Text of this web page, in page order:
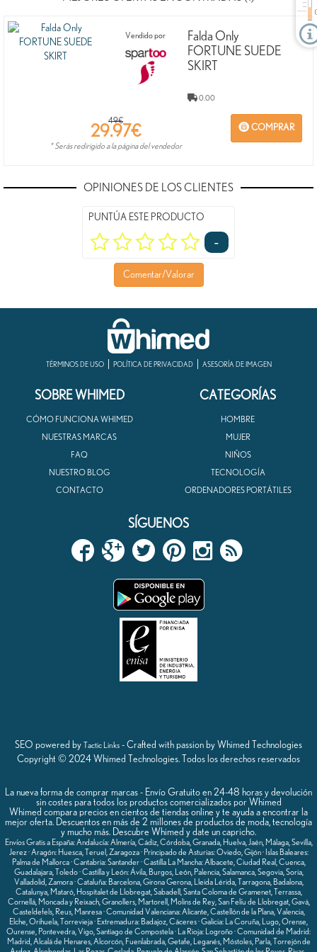
WHITE),
PARA
(NIGHT
CLOUD
Vendido por
Falda Only
FORTUNE SUEDE
SKIRT
0.00
COMPRAR
49€
29.97€
* Serás redirigido a la página del vendedor
OPINIONES DE LOS CLIENTES
PUNTÚA ESTE PRODUCTO
-
Comentar/Valorar
TÉRMINOS DE USO POLÍTICA DE PRIVACIDAD ASESORÍA DE IMAGEN
SOBRE WHIMED
CÓMO FUNCIONA WHIMED
NUESTRAS MARCAS
FAQ
NUESTRO BLOG
CONTACTO
CATEGORÍAS
HOMBRE
MUJER
NIÑOS
TECNOLOGÍA
ORDENADORES PORTÁTILES
SÍGUENOS
SEO powered by Tactic Links - Crafted with passion by Whimed Technologies
Copyright © 2024 Whimed Technologies. Todos los derechos reservados
La nueva forma de comprar marcas - Envío Gratuito en 24-48 horas y devolución
sin costes para todos los productos comercializados por Whimed
Whimed compara precios en cientos de tiendas online y te ayuda a encontrar la
mejor oferta. Descuentos en más de 2 millones de productos de moda, tecnología
y mucho más. Descubre Whimed y date un capricho.
Envíos Gratis a España: Andalucía: Almería, Cádiz, Córdoba, Granada, Huelva, Jaén, Málaga, Sevilla,
Jerez · Aragón: Huesca, Teruel, Zaragoza · Principado de Asturias: Oviedo, Gijón · Islas Baleares:
Palma de Mallorca · Cantabria: Santander · Castilla La Mancha: Albacete, Ciudad Real, Cuenca,
Guadalajara, Toledo · Castilla y León: Ávila, Burgos, León, Palencia, Salamanca, Segovia, Soria,
Valladolid, Zamora · Cataluña: Barcelona, Girona Gerona, Lleida Lérida, Tarragona, Badalona,
Catalunya, Mataró, Hospitalet de Llobregat, Sabadell, Santa Coloma de Gramenet, Terrassa,
Cornellá, Moncada y Reixach, Granollers, Martorell, Molins de Rey, San Felíu de Llobregat, Gavá,
Casteldefels, Reus, Manresa · Comunidad Valenciana: Alicante, Castellón de la Plana, Valencia,
Elche, Orihuela, Torrevieja · Extremadura: Badajoz, Cáceres · Galicia: La Coruña, Lugo, Orense,
Ourense, Pontevedra, Vigo, Santiago de Compostela · La Rioja: Logroño · Comunidad de Madrid:
Madrid, Alcalá de Henares, Alcorcón, Fuenlabrada, Getafe, Leganés, Móstoles, Parla, Torrejón de